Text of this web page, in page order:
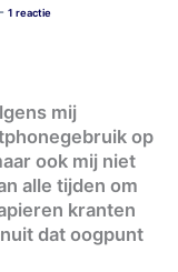
- 1 reactie
mij
op
ook mij niet
alle tijden om
kranten
dat oogpunt